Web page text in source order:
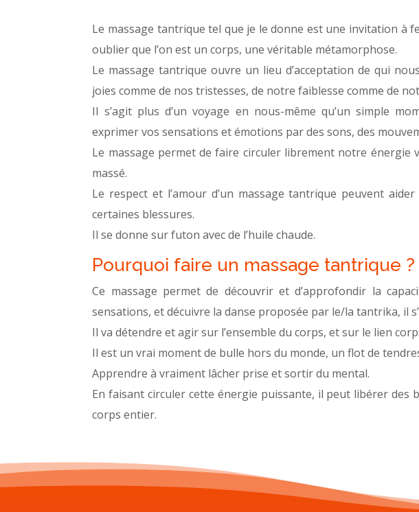
Le massage tantrique tel que je le donne est une invitation à
oublier que l’on est un corps, une véritable métamorphose.
Le massage tantrique ouvre un lieu d’acceptation de qui
joies comme de nos tristesses, de notre faiblesse comme de
Il s’agit plus d’un voyage en nous-même qu’un simple
exprimer vos sensations et émotions par des sons, des
Le massage permet de faire circuler librement notre énergie
massé.
Le respect et l’amour d’un massage tantrique peuvent
certaines blessures.
Il se donne sur futon avec de l’huile chaude.
Pourquoi faire un massage tantrique ?
Ce massage permet de découvrir et d’approfondir la
sensations, et décuivre la danse proposée par le/la tantrika, il
Il va détendre et agir sur l’ensemble du corps, et sur le lien
Il est un vrai moment de bulle hors du monde, un flot de
Apprendre à vraiment lâcher prise et sortir du mental.
En faisant circuler cette énergie puissante, il peut libérer des
corps entier.